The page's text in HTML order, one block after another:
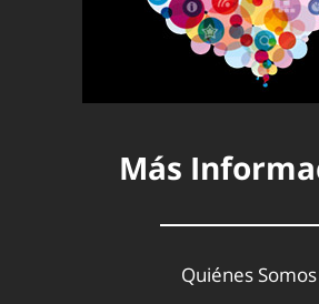
Más
Quiénes Somos